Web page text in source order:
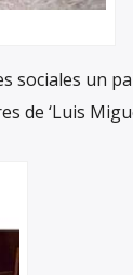
sociales un
de ‘Luis